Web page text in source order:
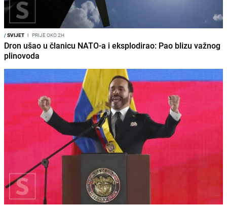
/SVIJET I PRIJE OKO 2H
Dron ušao u članicu NATO-a i eksplodirao: Pao blizu važnog
plinovoda